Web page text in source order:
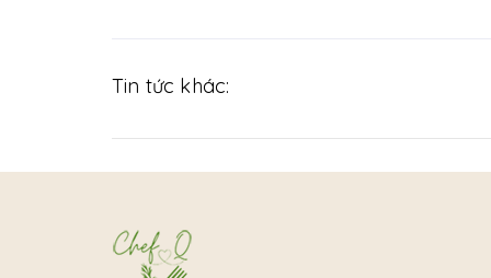
Tin tức khác: